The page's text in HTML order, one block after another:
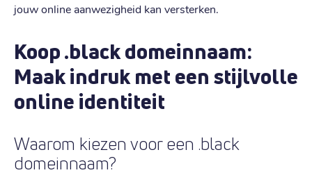
jouw online aanwezigheid kan versterken.
Koop .black domeinnaam:
Maak indruk met een stijlvolle
online identiteit
Waarom kiezen voor een .black
domeinnaam?